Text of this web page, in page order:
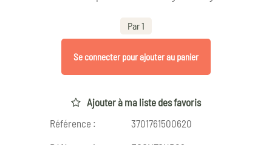
Par 1
Se connecter pour ajouter au panier
Ajouter à ma liste des favoris
Référence :
3701761500620